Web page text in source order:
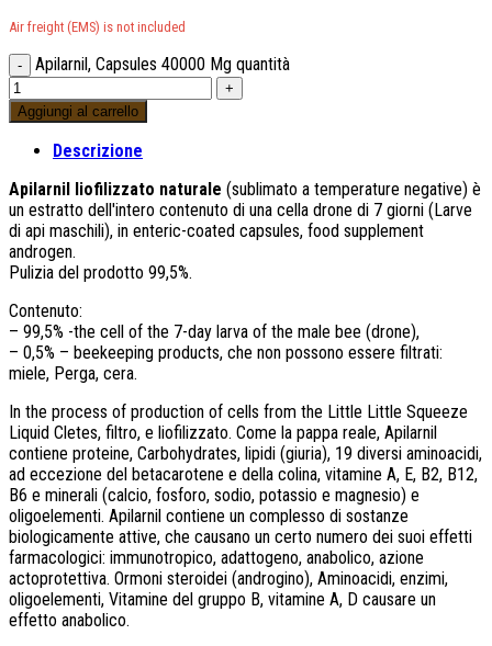
Air freight (EMS) is not included
Apilarnil, Capsules 40000 Mg quantità
Aggiungi al carrello
Descrizione
Apilarnil liofilizzato naturale (sublimato a temperature negative) è
un estratto dell'intero contenuto di una cella drone di 7 giorni (Larve
di api maschili), in enteric-coated capsules, food supplement
androgen.
Pulizia del prodotto 99,5%.
Contenuto:
– 99,5% -the cell of the 7-day larva of the male bee (drone),
– 0,5% – beekeeping products, che non possono essere filtrati:
miele, Perga, cera.
In the process of production of cells from the Little Little Squeeze
Liquid Cletes, filtro, e liofilizzato. Come la pappa reale, Apilarnil
contiene proteine, Carbohydrates, lipidi (giuria), 19 diversi aminoacidi,
ad eccezione del betacarotene e della colina, vitamine A, E, B2, B12,
B6 e minerali (calcio, fosforo, sodio, potassio e magnesio) e
oligoelementi. Apilarnil contiene un complesso di sostanze
biologicamente attive, che causano un certo numero dei suoi effetti
farmacologici: immunotropico, adattogeno, anabolico, azione
actoprotettiva. Ormoni steroidei (androgino), Aminoacidi, enzimi,
oligoelementi, Vitamine del gruppo B, vitamine A, D causare un
effetto anabolico.